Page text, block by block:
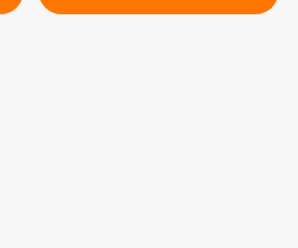
Soultzeren, Hohrodberg >